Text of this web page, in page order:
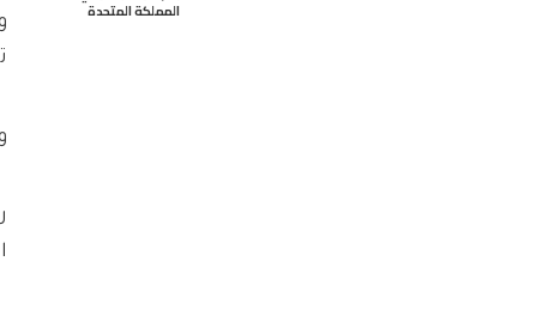
المملكة المتحدة